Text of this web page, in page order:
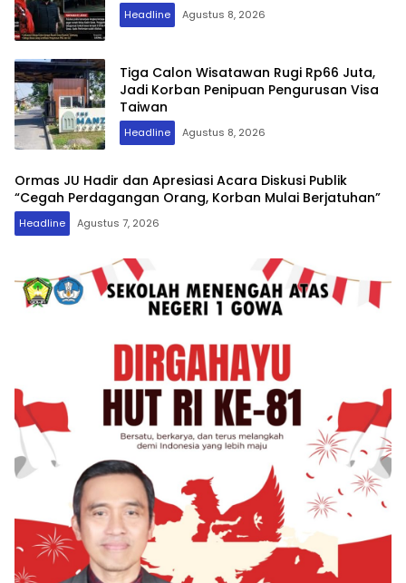
Headline Agustus 8, 2026
Tiga Calon Wisatawan Rugi Rp66 Juta,
Jadi Korban Penipuan Pengurusan Visa
Taiwan
Headline Agustus 8, 2026
Ormas JU Hadir dan Apresiasi Acara Diskusi Publik
“Cegah Perdagangan Orang, Korban Mulai Berjatuhan”
Headline Agustus 7, 2026